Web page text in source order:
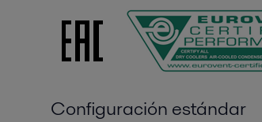
Configuración estándar